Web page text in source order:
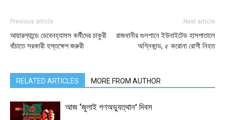
Previous article
আয়ারল্যান্ডে ডেবেনহ্যামস কর্মীদের চাকুরী
বাঁচাতে সরকারী হস্তক্ষেপ জরুরী
Next article
রাজধানীর গুলশানে ইউনাইটেড হাসপাতালে
অগ্নিকান্ড, ৫ করোনা রোগী নিহত
RELATED ARTICLES MORE FROM AUTHOR
আজ ‘জুলাই গণঅভ্যুত্থান’ দিবস